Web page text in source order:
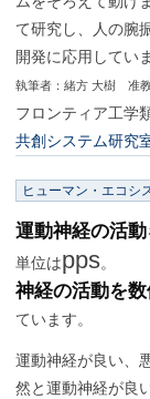
て研究し、人の腕
開発に応用してい
執筆者：緒方 大樹 准
フロンティア工学
共創システム研究
ヒューマン・エコシ
運動神経の活動
単位はpps。
神経の活動を
ています。
運動神経が良い、
然と運動神経が良